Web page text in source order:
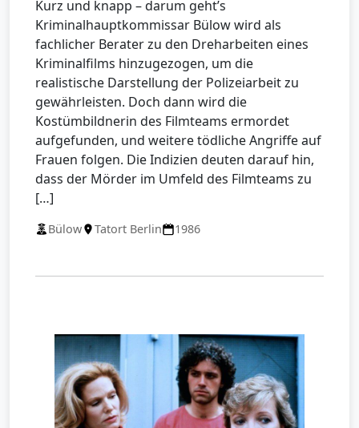
Kurz und knapp – darum geht’s
Kriminalhauptkommissar Bülow wird als
fachlicher Berater zu den Dreharbeiten eines
Kriminalfilms hinzugezogen, um die
realistische Darstellung der Polizeiarbeit zu
gewährleisten. Doch dann wird die
Kostümbildnerin des Filmteams ermordet
aufgefunden, und weitere tödliche Angriffe auf
Frauen folgen. Die Indizien deuten darauf hin,
dass der Mörder im Umfeld des Filmteams zu
[…]
Bülow Tatort Berlin 1986